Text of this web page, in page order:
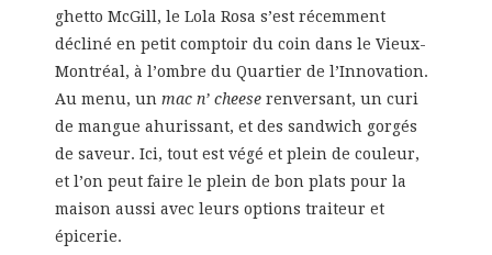
ghetto McGill, le Lola Rosa s’est récemment
décliné en petit comptoir du coin dans le Vieux-
Montréal, à l’ombre du Quartier de l’Innovation.
Au menu, un mac n’ cheese renversant, un curi
de mangue ahurissant, et des sandwich gorgés
de saveur. Ici, tout est végé et plein de couleur,
et l’on peut faire le plein de bon plats pour la
maison aussi avec leurs options traiteur et
épicerie.